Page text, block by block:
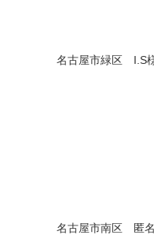
名古屋市緑区 I.S
名古屋市南区 匿